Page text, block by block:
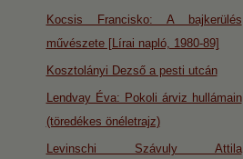
Kocsis Francisko: A bajkerülés
művészete [Lírai napló, 1980-89]
Kosztolányi Dezső a pesti utcán
Lendvay Éva: Pokoli árviz hullámain
(töredékes önéletrajz)
Levinschi Szávuly Attila